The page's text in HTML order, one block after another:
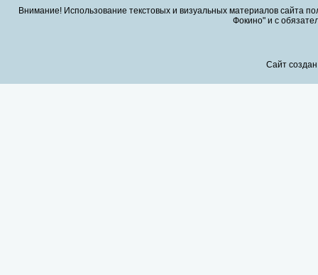
Внимание! Использование текстовых и визуальных материалов сайта
Фокино" и с
Сайт